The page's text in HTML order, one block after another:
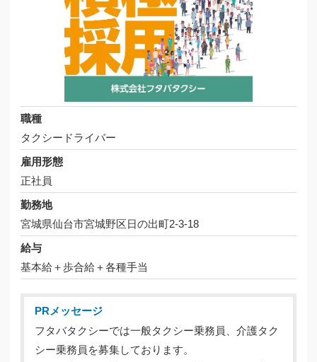
職種
タクシードライバー
雇用形態
正社員
勤務地
宮城県仙台市宮城野区日の出町2-3-18
給与
基本給＋歩合給＋各種手当
PRメッセージ
フタバタクシーでは一般タクシー乗務員、介護タク
シー乗務員を募集しております。